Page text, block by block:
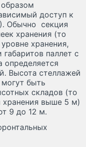
доступ к
Обычно секция
хранения (то
хранения,
паллет с
определяется
Высота стеллажей
быть
складов (то
хранения выше 5 м)
9 до 12 м.